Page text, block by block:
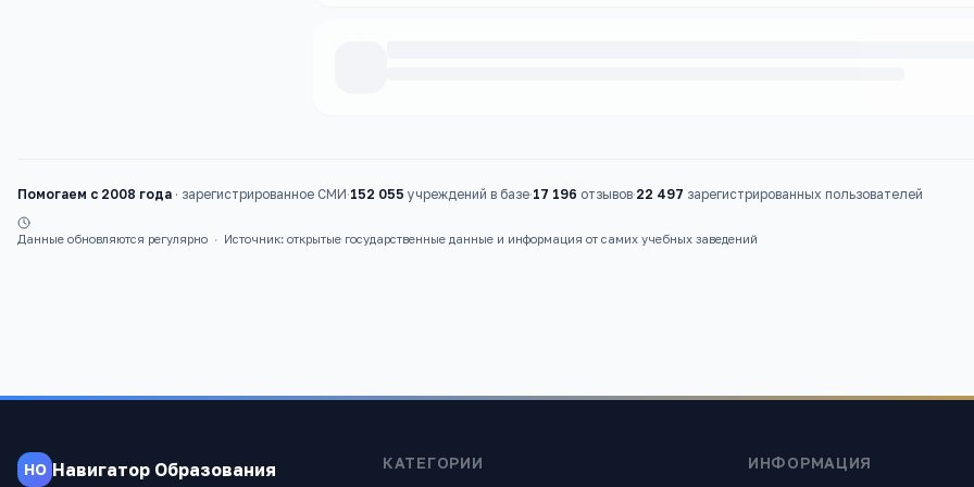
Помогаем с 2008 года · зарегистрированное СМИ·152 055 учреждений в базе·17 196 отзывов·22 497 зарегистрированных пользователей
Данные обновляются регулярно · Источник: открытые государственные данные и информация от самих учебных заведений
НО Навигатор Образования КАТЕГОРИИ ИНФОРМАЦИЯ